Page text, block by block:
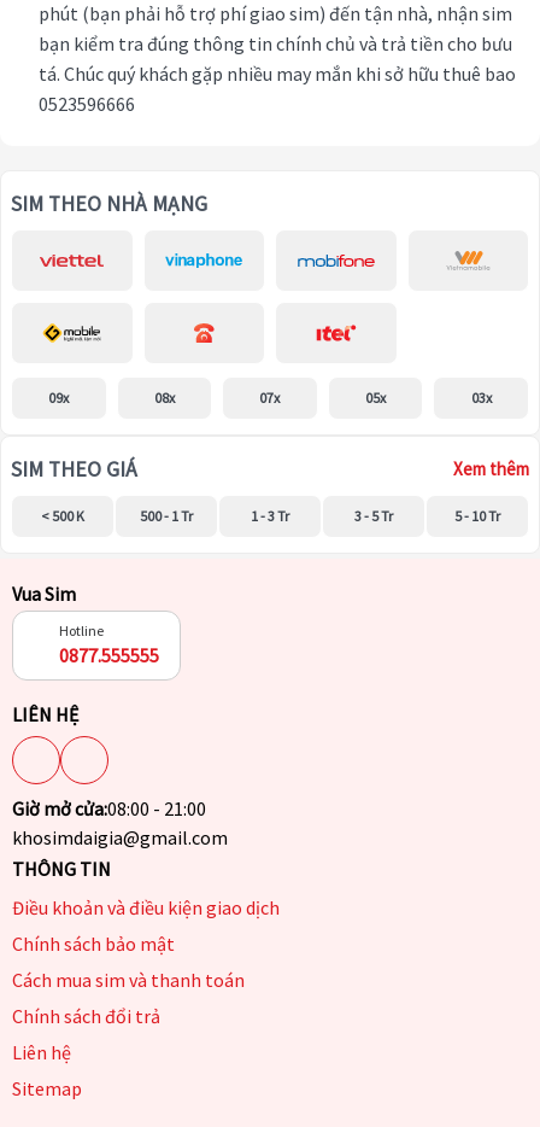
phút (bạn phải hỗ trợ phí giao sim) đến tận nhà, nhận sim
bạn kiểm tra đúng thông tin chính chủ và trả tiền cho bưu
tá. Chúc quý khách gặp nhiều may mắn khi sở hữu thuê bao
0523596666
SIM THEO NHÀ MẠNG
09x 08x 07x 05x 03x
SIM THEO GIÁ Xem thêm
< 500 K 500 - 1 Tr 1 - 3 Tr 3 - 5 Tr 5 - 10 Tr
Vua Sim
Hotline
0877.555555
LIÊN HỆ
Giờ mở cửa:08:00 - 21:00
khosimdaigia@gmail.com
THÔNG TIN
Điều khoản và điều kiện giao dịch
Chính sách bảo mật
Cách mua sim và thanh toán
Chính sách đổi trả
Liên hệ
Sitemap